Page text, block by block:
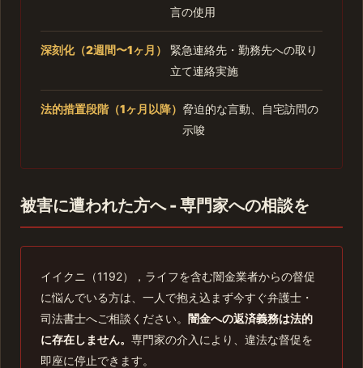
言の使用
深刻化（2週間〜1ヶ月）
緊急連絡先・勤務先への取り
立て連絡実施
法的措置段階（1ヶ月以降） 脅迫的な言動、自宅訪問の
示唆
被害に遭われた方へ - 専門家への相談を
イイクニ（1192），ライフを含む闇金業者からの督促
に悩んでいる方は、一人で抱え込まず今すぐ弁護士・
司法書士へご相談ください。 闇金への返済義務は法的
に存在しません。 専門家の介入により、違法な督促を
即座に停止できます。